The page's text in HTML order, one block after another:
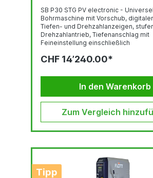
SB P30 STG PV electronic -
Bohrmaschine mit Vorschub,
Tiefen- und Drehzahlanzeigen,
Drehzahlantrieb, Tiefenanschlag mit
Feineinstellung einschließlich
25/30 (in E335/ST60) (100)Bohrtiefenverstellung
UnterspannungsauslöserNOT-AUS-
SchlagtasterStufenlose
DrehzahlregelungAnschlußkabel (1,5
CHF 14’240.00*
In den Warenkorb
Zum Vergleich
Tipp